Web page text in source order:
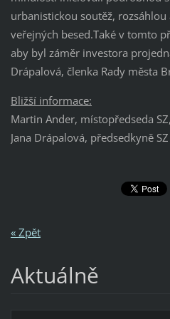
urbanistickou soutěž,
veřejných besed.Také v tomto
aby byl záměr investora
Drápalová, členka Rady města
Bližší informace:
Martin Ander, místopředseda
Jana Drápalová, předsedkyně
« Zpět
Aktuálně